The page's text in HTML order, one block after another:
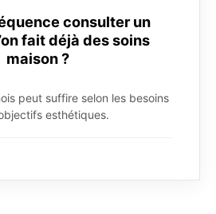
consulter un
fait déjà des soins
maison ?
peut suffire selon les besoins
esthétiques.